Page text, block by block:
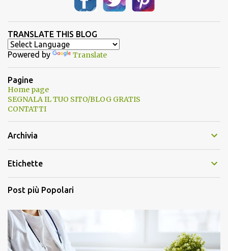
TRANSLATE THIS BLOG
Powered by Translate
Pagine
Home page
SEGNALA IL TUO SITO/BLOG GRATIS
CONTATTI
Archivia
Etichette
Post più Popolari